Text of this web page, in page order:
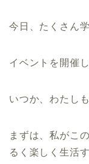
今日、たくさん
イベントを開催
いつか、わたし
まずは、私がこ
るく楽しく生活